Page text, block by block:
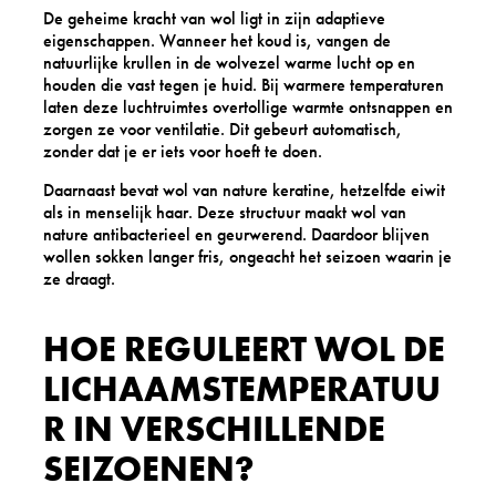
De geheime kracht van wol ligt in zijn adaptieve
eigenschappen. Wanneer het koud is, vangen de
natuurlijke krullen in de wolvezel warme lucht op en
houden die vast tegen je huid. Bij warmere temperaturen
laten deze luchtruimtes overtollige warmte ontsnappen en
zorgen ze voor ventilatie. Dit gebeurt automatisch,
zonder dat je er iets voor hoeft te doen.
Daarnaast bevat wol van nature keratine, hetzelfde eiwit
als in menselijk haar. Deze structuur maakt wol van
nature antibacterieel en geurwerend. Daardoor blijven
wollen sokken langer fris, ongeacht het seizoen waarin je
ze draagt.
HOE REGULEERT WOL DE
LICHAAMSTEMPERATUU
R IN VERSCHILLENDE
SEIZOENEN?